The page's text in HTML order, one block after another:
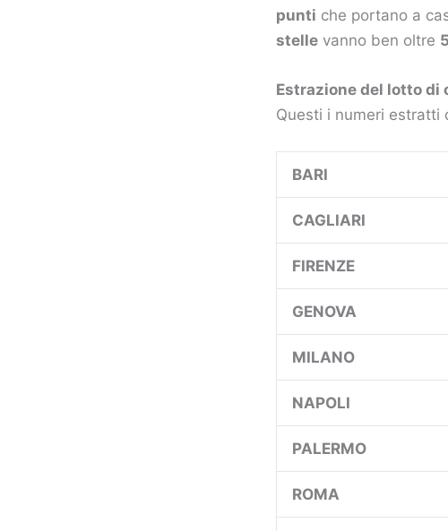
punti che portano a
stelle vanno ben oltre
Estrazione del lotto
Questi i numeri estratti
BARI
CAGLIARI
FIRENZE
GENOVA
MILANO
NAPOLI
PALERMO
ROMA